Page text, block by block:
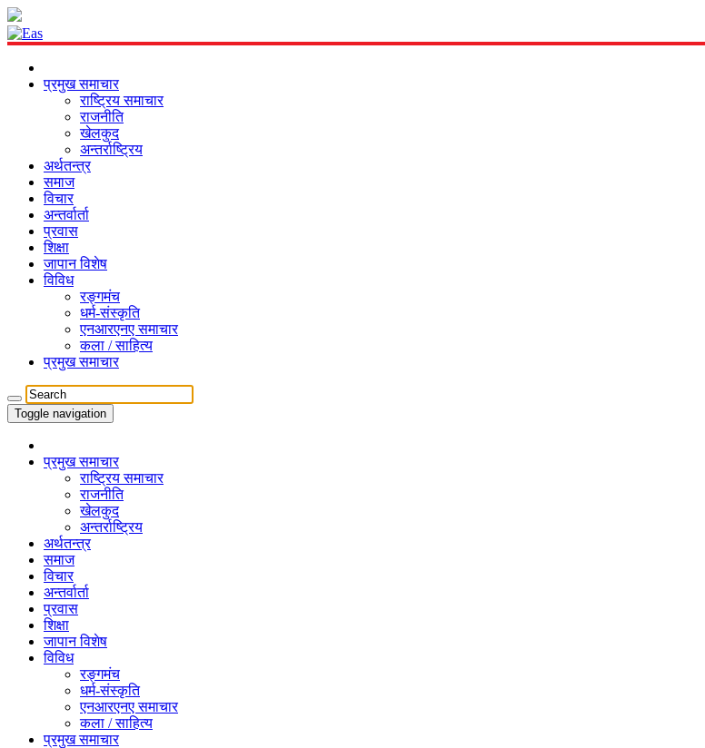
प्रमुख समाचार
राष्ट्रिय समाचार
राजनीति
खेलकुद
अन्तर्राष्ट्रिय
अर्थतन्त्र
समाज
विचार
अन्तर्वार्ता
प्रवास
शिक्षा
जापान विशेष
विविध
रङ्गमंच
धर्म-संस्कृति
एनआरएनए समाचार
कला / साहित्य
प्रमुख समाचार
Toggle navigation
प्रमुख समाचार
राष्ट्रिय समाचार
राजनीति
खेलकुद
अन्तर्राष्ट्रिय
अर्थतन्त्र
समाज
विचार
अन्तर्वार्ता
प्रवास
शिक्षा
जापान विशेष
विविध
रङ्गमंच
धर्म-संस्कृति
एनआरएनए समाचार
कला / साहित्य
प्रमुख समाचार